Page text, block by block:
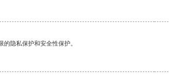
隐私保护和安全性保护。